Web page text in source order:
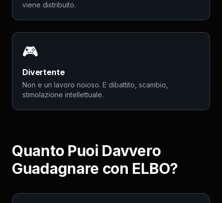
viene distribuito.
🎮
Divertente
Non e un lavoro noioso. E dibattito, scambio,
stimolazione intellettuale.
Quanto Puoi Davvero
Guadagnare con ELBO?